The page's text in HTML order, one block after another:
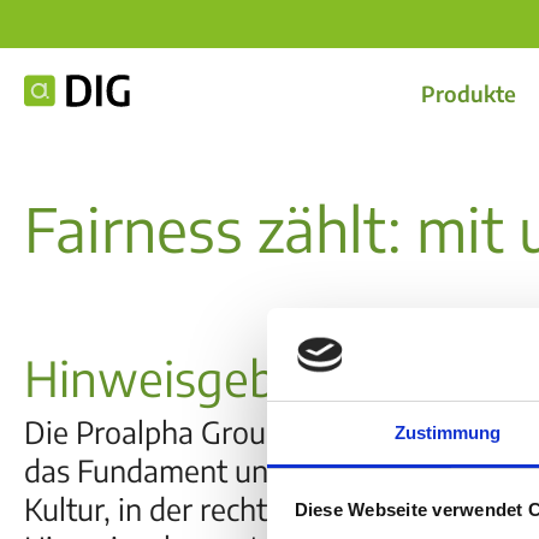
Zustimmung
Diese Webseite verwendet
Produkte
Fairness zählt: mit
Hinweisgebersystem
Die Proalpha Group bekennt sich zu
das Fundament unserer
Kultur, in der rechtswidriges